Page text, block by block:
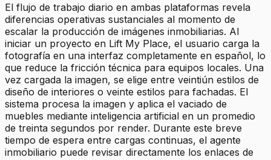
El flujo de trabajo diario en ambas plataformas revela
diferencias operativas sustanciales al momento de
escalar la producción de imágenes inmobiliarias. Al
iniciar un proyecto en Lift My Place, el usuario carga la
fotografía en una interfaz completamente en español, lo
que reduce la fricción técnica para equipos locales. Una
vez cargada la imagen, se elige entre veintiún estilos de
diseño de interiores o veinte estilos para fachadas. El
sistema procesa la imagen y aplica el vaciado de
muebles mediante inteligencia artificial en un promedio
de treinta segundos por render. Durante este breve
tiempo de espera entre cargas continuas, el agente
inmobiliario puede revisar directamente los enlaces de